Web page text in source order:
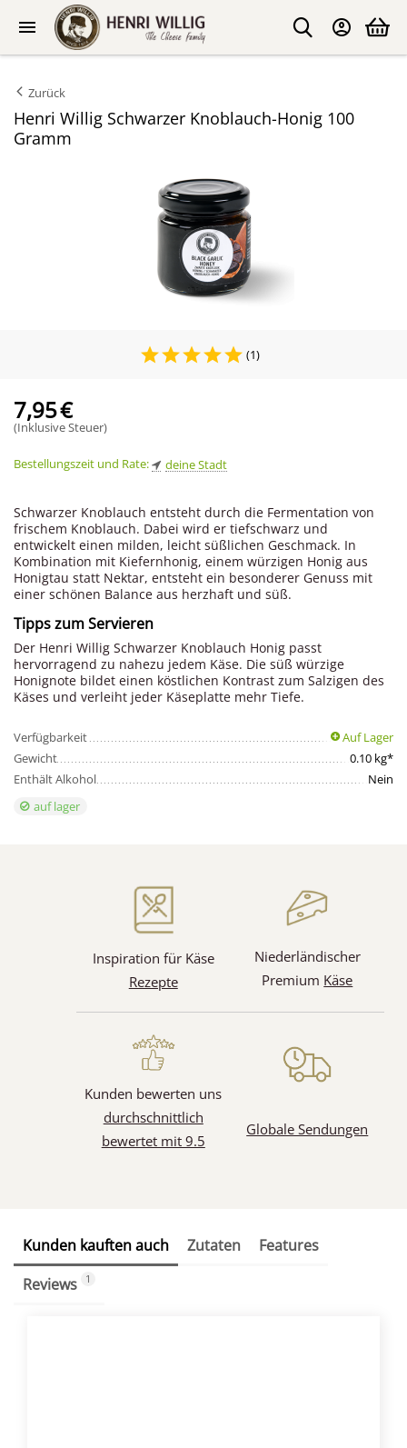
Zurück
Henri Willig Schwarzer Knoblauch-Honig 100
Gramm
(1)
7,95€
(Inklusive Steuer)
Bestellungszeit und Rate: deine Stadt
Schwarzer Knoblauch entsteht durch die Fermentation von
frischem Knoblauch. Dabei wird er tiefschwarz und
entwickelt einen milden, leicht süßlichen Geschmack. In
Kombination mit Kiefernhonig, einem würzigen Honig aus
Honigtau statt Nektar, entsteht ein besonderer Genuss mit
einer schönen Balance aus herzhaft und süß.
Tipps zum Servieren
Der Henri Willig Schwarzer Knoblauch Honig passt
hervorragend zu nahezu jedem Käse. Die süß würzige
Honignote bildet einen köstlichen Kontrast zum Salzigen des
Käses und verleiht jeder Käseplatte mehr Tiefe.
Verfügbarkeit
Auf Lager
Gewicht
0.10 kg*
Enthält Alkohol
Nein
auf lager
Inspiration für Käse
Rezepte
Niederländischer
Premium Käse
Kunden bewerten uns
durchschnittlich
bewertet mit 9.5
Globale Sendungen
Kunden kauften auch Zutaten
Features
Reviews
1